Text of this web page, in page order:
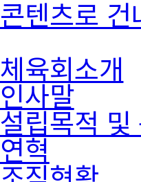
콘텐츠로 건
체육회소개
인사말
설립목적 및
연혁